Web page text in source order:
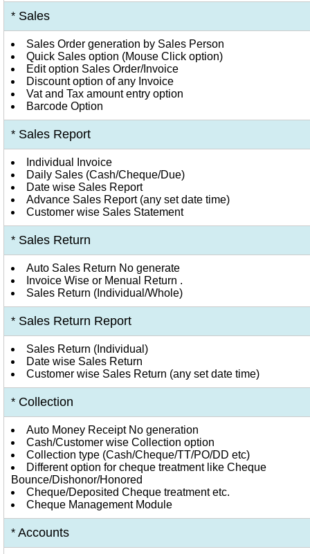
* Sales
Sales Order generation by Sales Person
Quick Sales option (Mouse Click option)
Edit option Sales Order/Invoice
Discount option of any Invoice
Vat and Tax amount entry option
Barcode Option
* Sales Report
Individual Invoice
Daily Sales (Cash/Cheque/Due)
Date wise Sales Report
Advance Sales Report (any set date time)
Customer wise Sales Statement
* Sales Return
Auto Sales Return No generate
Invoice Wise or Menual Return .
Sales Return (Individual/Whole)
* Sales Return Report
Sales Return (Individual)
Date wise Sales Return
Customer wise Sales Return (any set date time)
* Collection
Auto Money Receipt No generation
Cash/Customer wise Collection option
Collection type (Cash/Cheque/TT/PO/DD etc)
Different option for cheque treatment like Cheque
Bounce/Dishonor/Honored
Cheque/Deposited Cheque treatment etc.
Cheque Management Module
* Accounts